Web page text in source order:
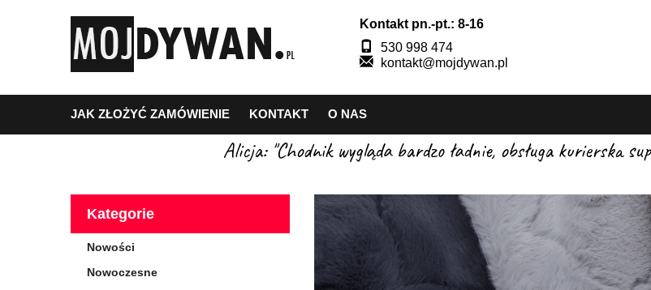
Kontakt pn.-pt.: 8-16
530 998 474
kontakt@mojdywan.pl
JAK ZŁOŻYĆ ZAMÓWIENIE KONTAKT O NAS
Alicja: "Chodnik wygląda bardzo ładnie, obsługa kurierska
Kategorie
Nowości
Nowoczesne